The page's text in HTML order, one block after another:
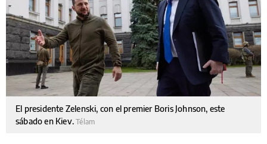
El presidente Zelenski, con el premier Boris Johnson, este
sábado en Kiev.Télam